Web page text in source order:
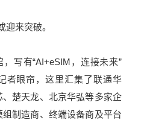
迎来突破。
写有“AI+eSIM，连接未来”
者眼帘，这里汇集了联通华
楚天龙、北京华弘等多家企
制造商、终端设备商及平台